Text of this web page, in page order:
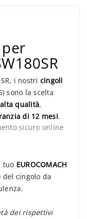
i nostri cingoli
sono la scelta
alta qualità,
di 12 mesi.
sicuro online
tuo EUROCOMACH
del cingolo da
dei rispettivi